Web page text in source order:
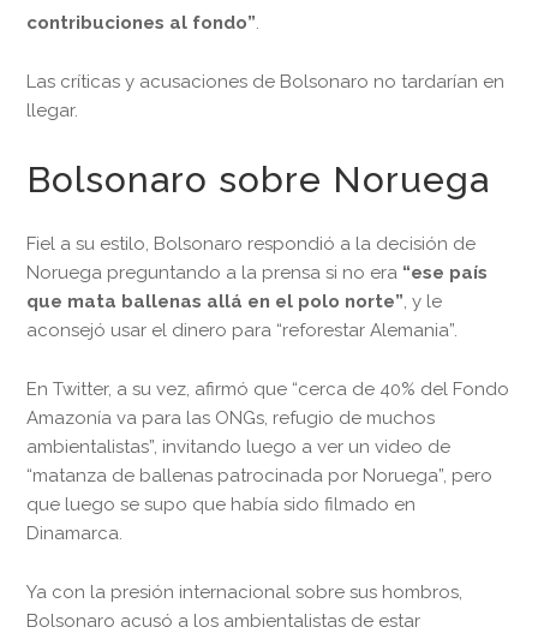
contribuciones al fondo”.
Las críticas y acusaciones de Bolsonaro no tardarían en
llegar.
Bolsonaro sobre Noruega
Fiel a su estilo, Bolsonaro respondió a la decisión de
Noruega preguntando a la prensa si no era “ese país
que mata ballenas allá en el polo norte”, y le
aconsejó usar el dinero para “reforestar Alemania”.
En Twitter, a su vez, afirmó que “cerca de 40% del Fondo
Amazonía va para las ONGs, refugio de muchos
ambientalistas”, invitando luego a ver un video de
“matanza de ballenas patrocinada por Noruega”, pero
que luego se supo que había sido filmado en
Dinamarca.
Ya con la presión internacional sobre sus hombros,
Bolsonaro acusó a los ambientalistas de estar